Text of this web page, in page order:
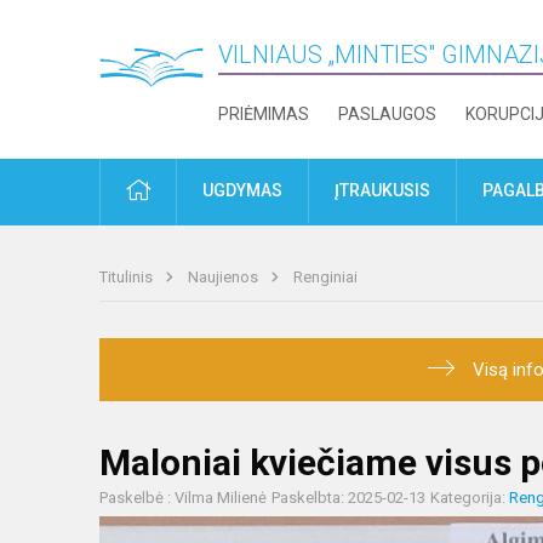
VILNIAUS „MINTIES"
PRIĖMIMAS PASLAUGOS
PRADŽIAUGDYMAS ĮTRAUKUSIS
Titulinis Naujienos Renginiai
Visą
Maloniai kviečiame visus
Paskelbė : Vilma Milienė Paskelbta: 2025-02-13 Kategorija: